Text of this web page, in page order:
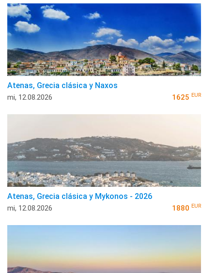
Atenas, Grecia clásica y Naxos
mi, 12.08.2026 1625 EUR
Atenas, Grecia clásica y Mykonos - 2026
mi, 12.08.2026 1880 EUR